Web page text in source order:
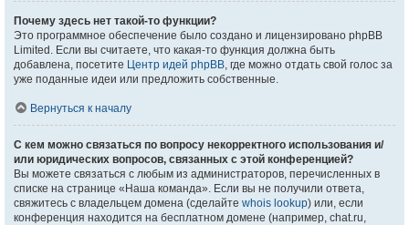
Почему здесь нет такой-то функции?
Это программное обеспечение было создано и лицензировано phpBB
Limited. Если вы считаете, что какая-то функция должна быть
добавлена, посетите Центр идей phpBB, где можно отдать свой голос за
уже поданные идеи или предложить собственные.
Вернуться к началу
С кем можно связаться по вопросу некорректного использования и/
или юридических вопросов, связанных с этой конференцией?
Вы можете связаться с любым из администраторов, перечисленных в
списке на странице «Наша команда». Если вы не получили ответа,
свяжитесь с владельцем домена (сделайте whois lookup) или, если
конференция находится на бесплатном домене (например, chat.ru,